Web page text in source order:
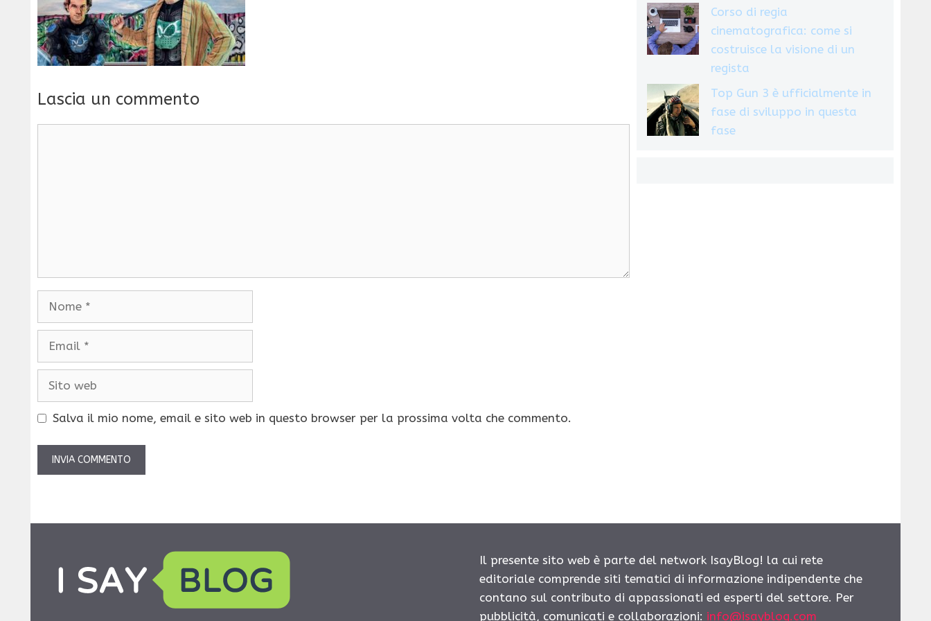
Lascia un commento
Salva il mio nome, email e sito web in questo browser per la prossima volta che commento.
Corso di regia
cinematografica: come si
costruisce la visione di un
regista
Top Gun 3 è ufficialmente in
fase di sviluppo in questa
fase
Il presente sito web è parte del network IsayBlog! la cui rete
editoriale comprende siti tematici di informazione indipendente che
contano sul contributo di appassionati ed esperti del settore. Per
pubblicità, comunicati e collaborazioni: info@isayblog.com